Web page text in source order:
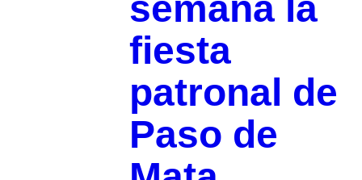
semana la
fiesta
patronal de
Paso de